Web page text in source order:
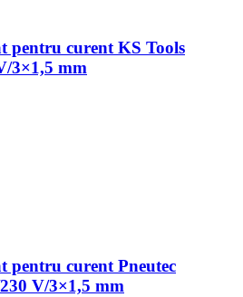
pentru curent KS Tools
3×1,5 mm
pentru curent Pneutec
V/3×1,5 mm